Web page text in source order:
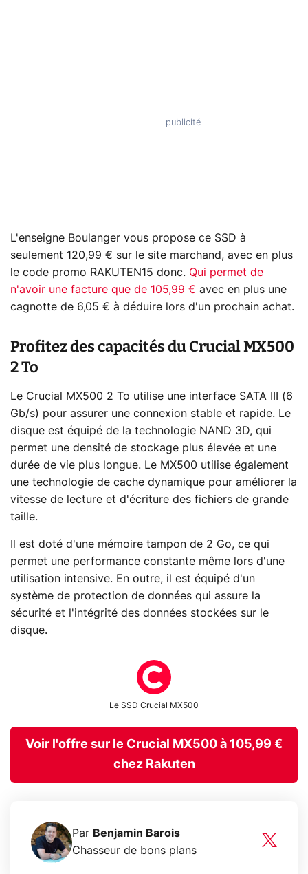
L'enseigne Boulanger vous propose ce SSD à
seulement 120,99 € sur le site marchand, avec en plus
le code promo RAKUTEN15 donc. Qui permet de
n'avoir une facture que de 105,99 € avec en plus une
cagnotte de 6,05 € à déduire lors d'un prochain achat.
Profitez des capacités du Crucial MX500
2 To
Le Crucial MX500 2 To utilise une interface SATA III (6
Gb/s) pour assurer une connexion stable et rapide. Le
disque est équipé de la technologie NAND 3D, qui
permet une densité de stockage plus élevée et une
durée de vie plus longue. Le MX500 utilise également
une technologie de cache dynamique pour améliorer la
vitesse de lecture et d'écriture des fichiers de grande
taille.
Il est doté d'une mémoire tampon de 2 Go, ce qui
permet une performance constante même lors d'une
utilisation intensive. En outre, il est équipé d'un
système de protection de données qui assure la
sécurité et l'intégrité des données stockées sur le
disque.
Le SSD Crucial MX500
Voir l'offre sur le Crucial MX500 à 105,99 €
chez Rakuten
Par Benjamin Barois
Chasseur de bons plans